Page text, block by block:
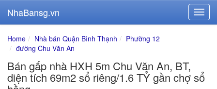
NhaBansg.vn
Home Nhà bán Quận Bình Thạnh
Phường 12
đường Chu Văn An
Bán gấp nhà HXH 5m Chu Văn An, BT,
diện tích 69m2 sổ riêng/1.6 TỶ gần chợ sổ